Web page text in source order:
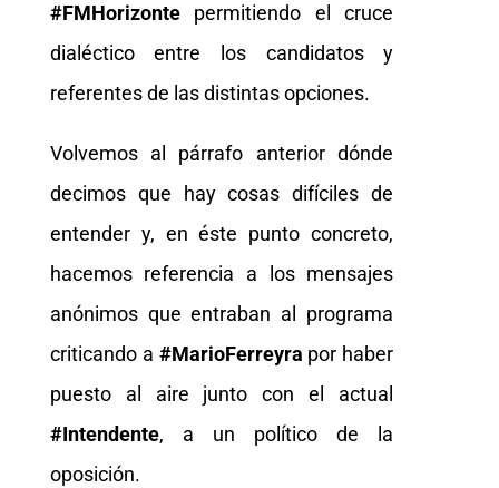
#FMHorizontepermitiendo el cruce
dialéctico entre los candidatos y
referentes de las distintas opciones.
Volvemos al párrafo anterior dónde
decimos que hay cosas difíciles de
entender y, en éste punto concreto,
hacemos referencia a los mensajes
anónimos que entraban al programa
criticando a #MarioFerreyra por haber
puesto al aire junto con el actual
#Intendente, a un político de la
oposición.